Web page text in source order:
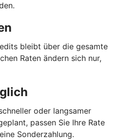
bleibt über die gesamte
Raten ändern sich nur,
oder langsamer
passen Sie Ihre Rate
Sonderzahlung.